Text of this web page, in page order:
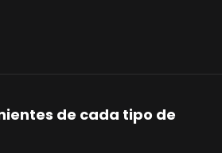
de cada tipo de